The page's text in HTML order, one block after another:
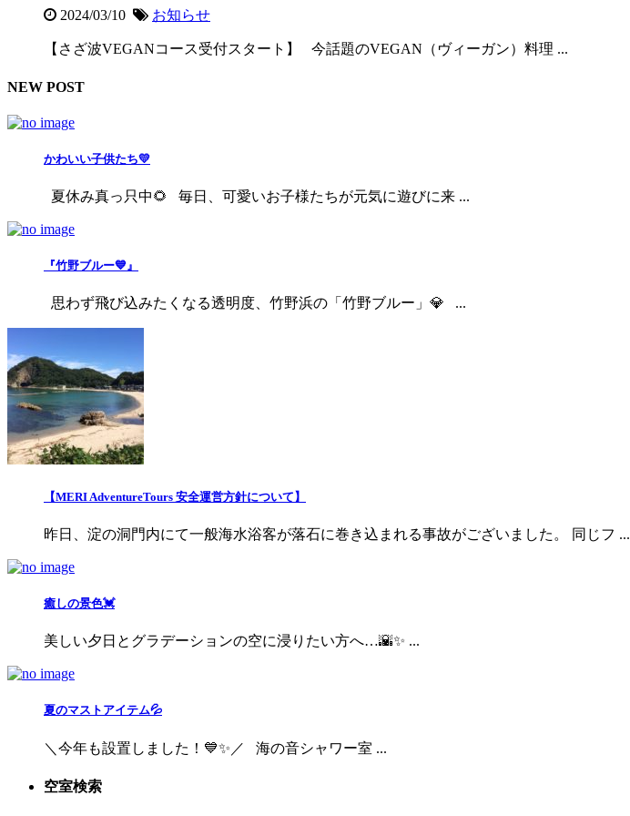
2024/03/10 お知らせ
【さざ波VEGANコース受付スタート】 今話題のVEGAN（ヴィーガン）料理 ...
NEW POST
かわいい子供たち💛
夏休み真っ只中🌻 毎日、可愛いお子様たちが元気に遊びに来 ...
『竹野ブルー💙』
思わず飛び込みたくなる透明度、竹野浜の「竹野ブルー」💎 ...
【MERI AdventureTours 安全運営方針について】
昨日、淀の洞門内にて一般海水浴客が落石に巻き込まれる事故がございました。 同じフ ...
癒しの景色💓
美しい夕日とグラデーションの空に浸りたい方へ…🌇✨ ...
夏のマストアイテム💦
＼今年も設置しました！💙✨／ 海の音シャワー室 ...
空室検索